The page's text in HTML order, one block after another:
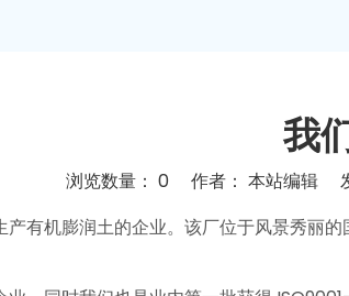
我
浏览数量： 0 作者： 本站编辑
有机膨润土的企业。该厂位于风景秀丽的